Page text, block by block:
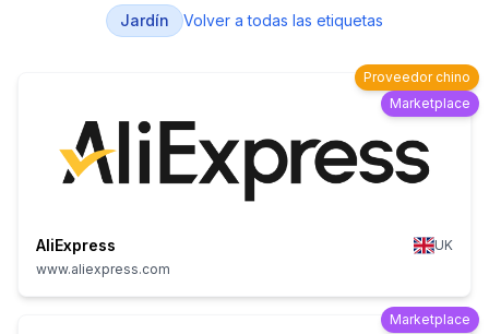
Jardín Volver a todas las etiquetas
Proveedor chino
Marketplace
AliExpress
UK
www.aliexpress.com
Marketplace